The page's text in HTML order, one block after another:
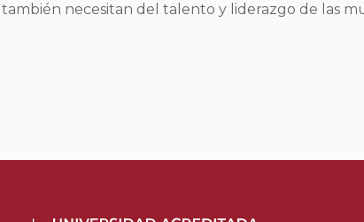
necesitan del talento y liderazgo de las